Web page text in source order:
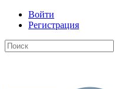
Войти
Регистрация